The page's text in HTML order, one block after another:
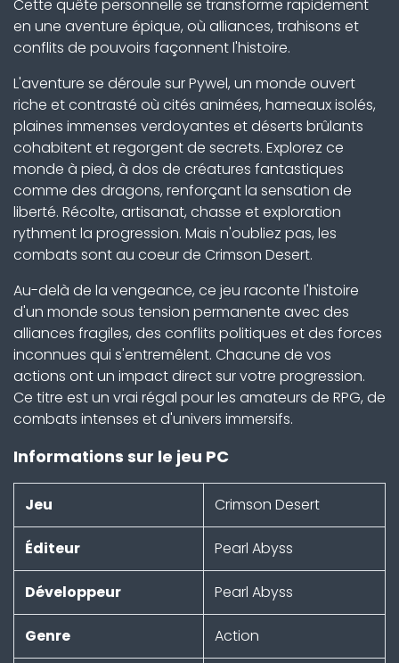
Cette quête personnelle se transforme rapidement
en une aventure épique, où alliances, trahisons et
conflits de pouvoirs façonnent l'histoire.
L'aventure se déroule sur Pywel, un monde ouvert
riche et contrasté où cités animées, hameaux isolés,
plaines immenses verdoyantes et déserts brûlants
cohabitent et regorgent de secrets. Explorez ce
monde à pied, à dos de créatures fantastiques
comme des dragons, renforçant la sensation de
liberté. Récolte, artisanat, chasse et exploration
rythment la progression. Mais n'oubliez pas, les
combats sont au coeur de Crimson Desert.
Au-delà de la vengeance, ce jeu raconte l'histoire
d'un monde sous tension permanente avec des
alliances fragiles, des conflits politiques et des forces
inconnues qui s'entremêlent. Chacune de vos
actions ont un impact direct sur votre progression.
Ce titre est un vrai régal pour les amateurs de RPG, de
combats intenses et d'univers immersifs.
Informations sur le jeu PC
Jeu Crimson Desert
Éditeur Pearl Abyss
Développeur Pearl Abyss
Genre Action